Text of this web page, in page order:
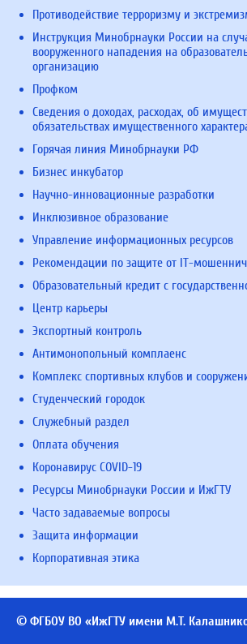
Противодействие терроризму и
Инструкция Минобрнауки России на
вооруженного нападения на
организацию
Профком
Сведения о доходах, расходах, об
обязательствах имущественного
Горячая линия Минобрнауки РФ
Бизнес инкубатор
Научно-инновационные разработки
Инклюзивное образование
Управление информационных ресурсов
Рекомендации по защите от IT-
Образовательный кредит с
Центр карьеры
Экспортный контроль
Антимонопольный комплаенс
Комплекс спортивных клубов и
Студенческий городок
Служебный раздел
Оплата обучения
Коронавирус COVID-19
Ресурсы Минобрнауки России и ИжГТУ
Часто задаваемые вопросы
Защита информации
Корпоративная этика
© ФГБОУ ВО «ИжГТУ имени М.Т.